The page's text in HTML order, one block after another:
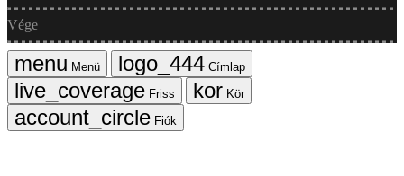
Vége
Menü
Címlap
Friss
Kör
Fiók